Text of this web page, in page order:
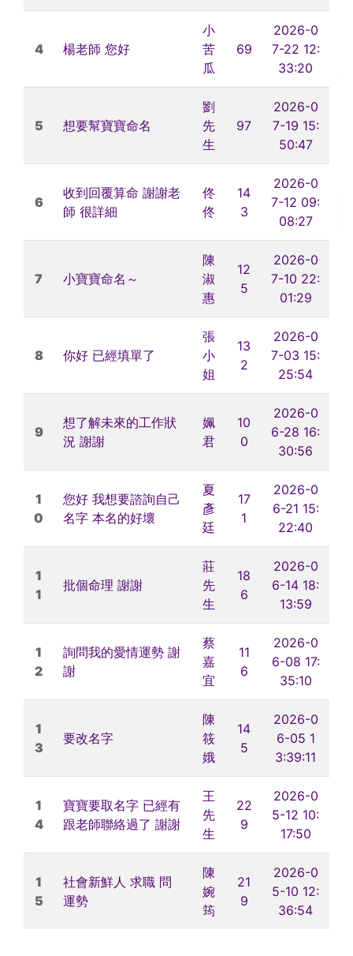
4 楊老師 您好
小
苦
瓜
69
2026-0
7-22 12:
33:20
5 想要幫寶寶命名
劉
先
生
97
2026-0
7-19 15:
50:47
6
收到回覆算命 謝謝老
師 很詳細
佟
佟
14
3
2026-0
7-12 09:
08:27
7 小寶寶命名～
陳
淑
惠
12
5
2026-0
7-10 22:
01:29
8 你好 已經填單了
張
小
姐
13
2
2026-0
7-03 15:
25:54
9
想了解未來的工作狀
況 謝謝
姵
君
10
0
2026-0
6-28 16:
30:56
1
0
您好 我想要諮詢自己
名字 本名的好壞
夏
彥
廷
17
1
2026-0
6-21 15:
22:40
1
1
批個命理 謝謝
莊
先
生
18
6
2026-0
6-14 18:
13:59
1
2
詢問我的愛情運勢 謝
謝
蔡
嘉
宜
11
6
2026-0
6-08 17:
35:10
1
3
要改名字
陳
筱
娥
14
5
2026-0
6-05 1
3:39:11
1
4
寶寶要取名字 已經有
跟老師聯絡過了 謝謝
王
先
生
22
9
2026-0
5-12 10:
17:50
1
5
社會新鮮人 求職 問
運勢
陳
婉
筠
21
9
2026-0
5-10 12:
36:54